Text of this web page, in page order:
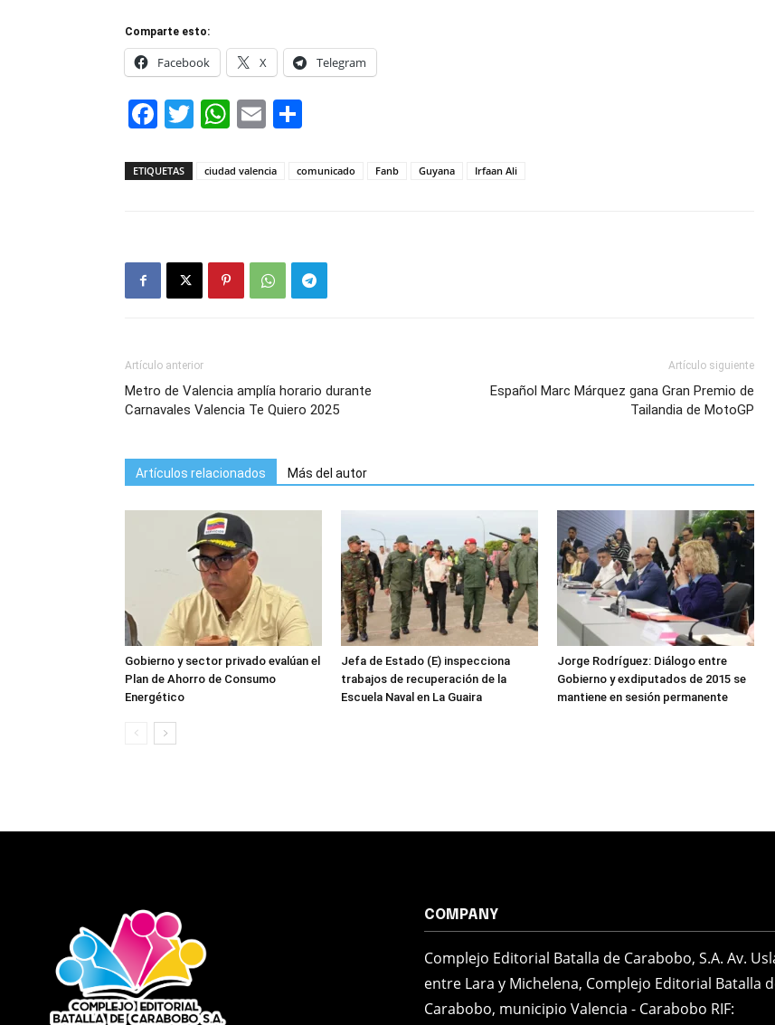
Comparte esto:
Facebook X Telegram
Facebook
Twitter
WhatsApp
Email
ETIQUETAS ciudad valencia comunicado Fanb Guyana Irfaan Ali
Artículo anterior
Metro de Valencia amplía horario durante
Carnavales Valencia Te Quiero 2025
Artículo siguiente
Español Marc Márquez gana Gran Premio de
Tailandia de MotoGP
Artículos relacionados Más del autor
Gobierno y sector privado evalúan el
Plan de Ahorro de Consumo
Energético
Jefa de Estado (E) inspecciona
trabajos de recuperación de la
Escuela Naval en La Guaira
Jorge Rodríguez: Diálogo entre
Gobierno y exdiputados de 2015 se
mantiene en sesión permanente
COMPANY
Complejo Editorial Batalla de Carabobo, S.A. Av.
entre Lara y Michelena, Complejo Editorial Batalla
Carabobo, municipio Valencia - Carabobo RIF: